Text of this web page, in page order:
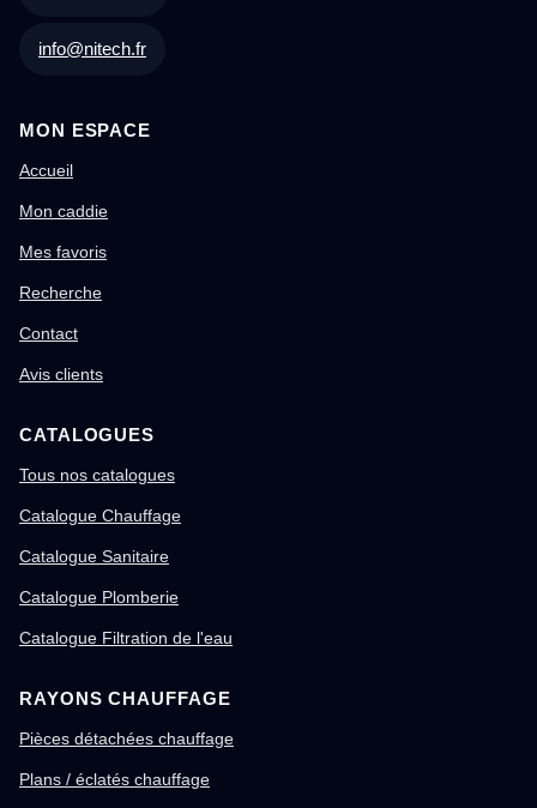
info@nitech.fr
MON ESPACE
Accueil
Mon caddie
Mes favoris
Recherche
Contact
Avis clients
CATALOGUES
Tous nos catalogues
Catalogue Chauffage
Catalogue Sanitaire
Catalogue Plomberie
Catalogue Filtration de l'eau
RAYONS CHAUFFAGE
Pièces détachées chauffage
Plans / éclatés chauffage